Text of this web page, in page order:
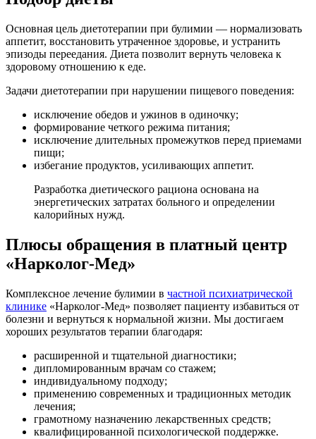
Основная цель диетотерапии при булимии — нормализовать
аппетит, восстановить утраченное здоровье, и устранить
эпизоды переедания. Диета позволит вернуть человека к
здоровому отношению к еде.
Задачи диетотерапии при нарушении пищевого поведения:
исключение обедов и ужинов в одиночку;
формирование четкого режима питания;
исключение длительных промежутков перед приемами
пищи;
избегание продуктов, усиливающих аппетит.
Разработка диетического рациона основана на
энергетических затратах больного и определении
калорийных нужд.
Плюсы обращения в платный центр
«Нарколог-Мед»
Комплексное лечение булимии в частной психиатрической
клинике «Нарколог-Мед» позволяет пациенту избавиться от
болезни и вернуться к нормальной жизни. Мы достигаем
хороших результатов терапии благодаря:
расширенной и тщательной диагностики;
дипломированным врачам со стажем;
индивидуальному подходу;
применению современных и традиционных методик
лечения;
грамотному назначению лекарственных средств;
квалифицированной психологической поддержке.